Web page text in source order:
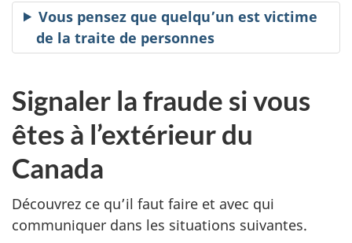
Vous pensez que quelqu’un est victime
de la traite de personnes
Signaler la fraude si vous
êtes à l’extérieur du
Canada
Découvrez ce qu’il faut faire et avec qui
communiquer dans les situations suivantes.